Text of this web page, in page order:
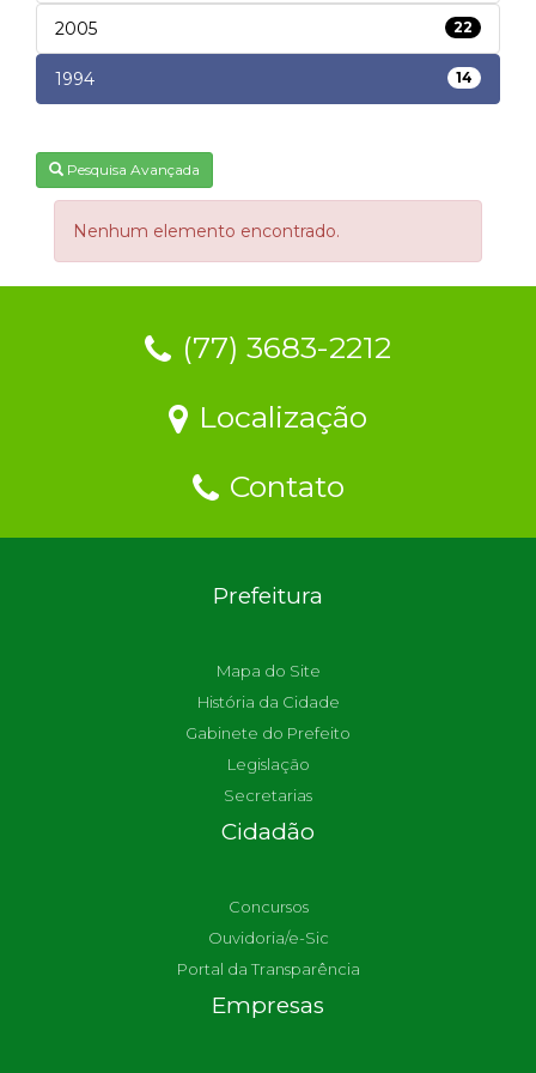
2005 22
1994 14
Pesquisa Avançada
Nenhum elemento encontrado.
(77) 3683-2212
Localização
Contato
Prefeitura
Mapa do Site
História da Cidade
Gabinete do Prefeito
Legislação
Secretarias
Cidadão
Concursos
Ouvidoria/e-Sic
Portal da Transparência
Empresas